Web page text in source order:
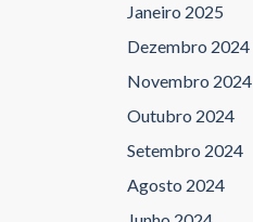
Janeiro 2025
Dezembro 2024
Novembro 2024
Outubro 2024
Setembro 2024
Agosto 2024